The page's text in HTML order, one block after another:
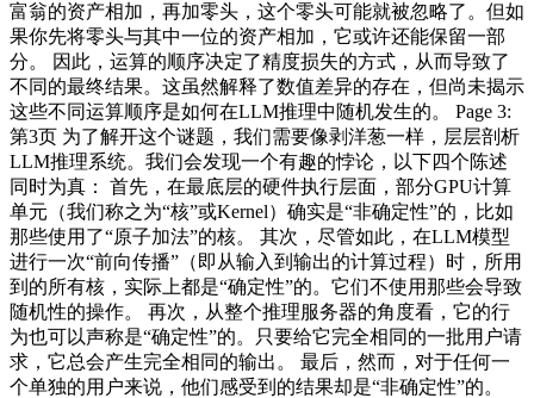
富翁的资产相加，再加零头，这个零头可能就被忽略了。但如
果你先将零头与其中一位的资产相加，它或许还能保留一部
分。 因此，运算的顺序决定了精度损失的方式，从而导致了
不同的最终结果。这虽然解释了数值差异的存在，但尚未揭示
这些不同运算顺序是如何在LLM推理中随机发生的。 Page 3:
第3页 为了解开这个谜题，我们需要像剥洋葱一样，层层剖析
LLM推理系统。我们会发现一个有趣的悖论，以下四个陈述
同时为真： 首先，在最底层的硬件执行层面，部分GPU计算
单元（我们称之为“核”或Kernel）确实是“非确定性”的，比如
那些使用了“原子加法”的核。 其次，尽管如此，在LLM模型
进行一次“前向传播”（即从输入到输出的计算过程）时，所用
到的所有核，实际上都是“确定性”的。它们不使用那些会导致
随机性的操作。 再次，从整个推理服务器的角度看，它的行
为也可以声称是“确定性”的。只要给它完全相同的一批用户请
求，它总会产生完全相同的输出。 最后，然而，对于任何一
个单独的用户来说，他们感受到的结果却是“非确定性”的。